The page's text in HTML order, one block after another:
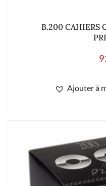
B.200 CAHIERS
Ajouter à